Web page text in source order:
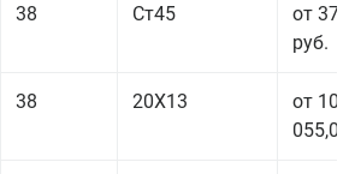
38 Ст45
от 37
руб.
38 20Х13
от 101
055,00